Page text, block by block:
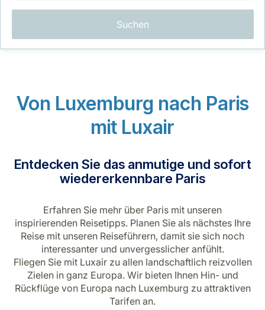
LuxairGroup
Karriere bei LuxairGroup
Suchen
Von Luxemburg nach Paris
mit Luxair
Entdecken Sie das anmutige und sofort
wiedererkennbare Paris
Erfahren Sie mehr über Paris mit unseren
inspirierenden Reisetipps. Planen Sie als nächstes Ihre
Reise mit unseren Reiseführern, damit sie sich noch
interessanter und unvergesslicher anfühlt.
Fliegen Sie mit Luxair zu allen landschaftlich reizvollen
Zielen in ganz Europa. Wir bieten Ihnen Hin- und
Rückflüge von Europa nach Luxemburg zu attraktiven
Tarifen an.